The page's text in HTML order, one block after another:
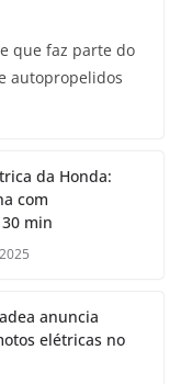
que faz parte do
autopropelidos
da Honda:
com
min
anuncia
elétricas no